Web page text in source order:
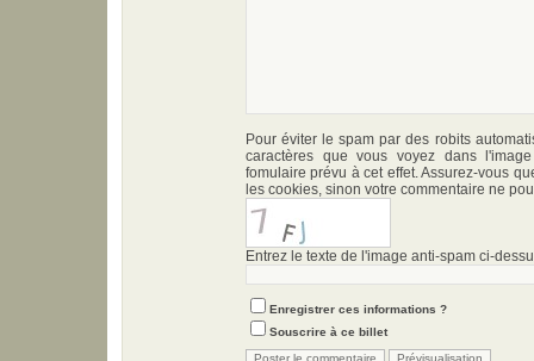
Pour éviter le spam par des robits
caractères que vous voyez dans
fomulaire prévu à cet effet. Assurez-vous
les cookies, sinon votre commentaire ne
Entrez le texte de l'image anti-spam ci-
Enregistrer ces informations ?
Souscrire à ce billet